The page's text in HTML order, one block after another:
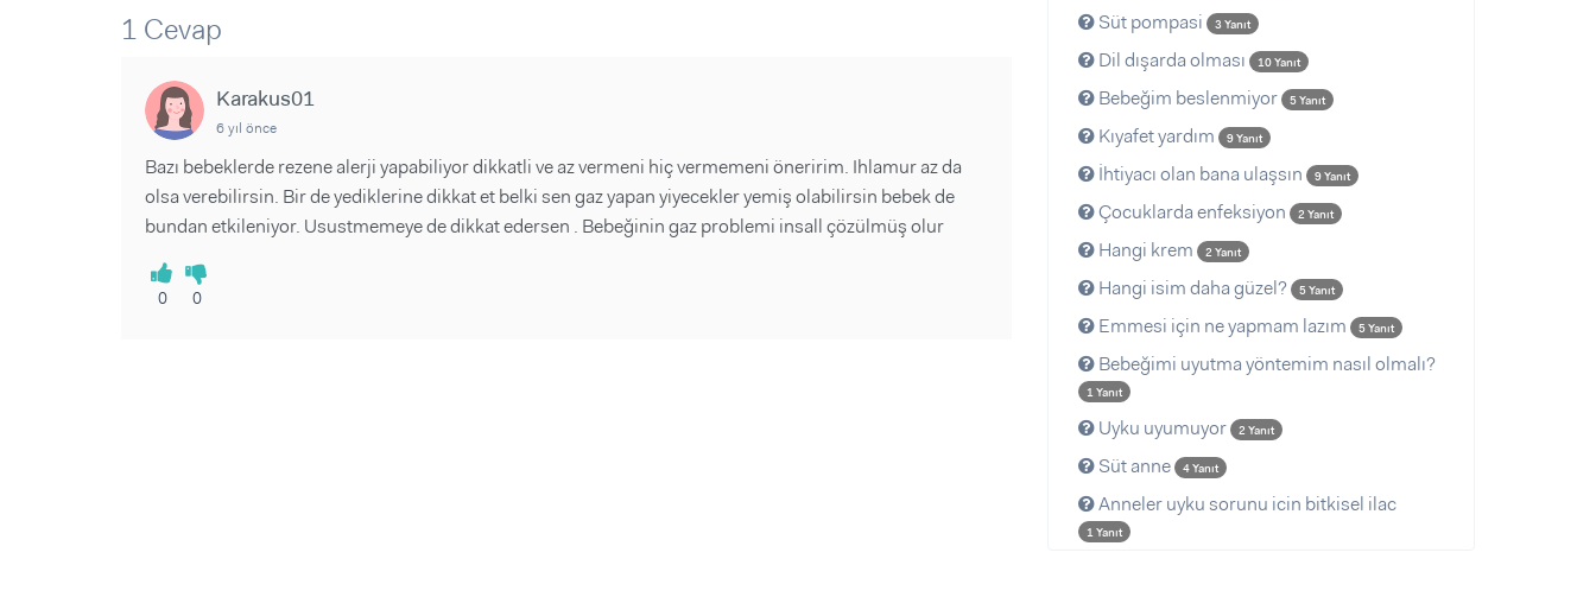
Makaleler
Videolar
1 Cevap
Karakus01
6 yıl önce
Bazı bebeklerde rezene alerji yapabiliyor dikkatli ve az vermeni hiç vermemeni öneririm. Ihlamur az da
olsa verebilirsin. Bir de yediklerine dikkat et belki sen gaz yapan yiyecekler yemiş olabilirsin bebek de
bundan etkileniyor. Usustmemeye de dikkat edersen . Bebeğinin gaz problemi insall çözülmüş olur
0 0
Süt pompasi 3 Yanıt
Dil dışarda olması 10 Yanıt
Bebeğim beslenmiyor 5 Yanıt
Kıyafet yardım 9 Yanıt
İhtiyacı olan bana ulaşsın 9 Yanıt
Çocuklarda enfeksiyon 2 Yanıt
Hangi krem 2 Yanıt
Hangi isim daha güzel? 5 Yanıt
Emmesi için ne yapmam lazım 5 Yanıt
Bebeğimi uyutma yöntemim nasıl olmalı?
1 Yanıt
Uyku uyumuyor 2 Yanıt
Süt anne 4 Yanıt
Anneler uyku sorunu icin bitkisel ilac
1 Yanıt